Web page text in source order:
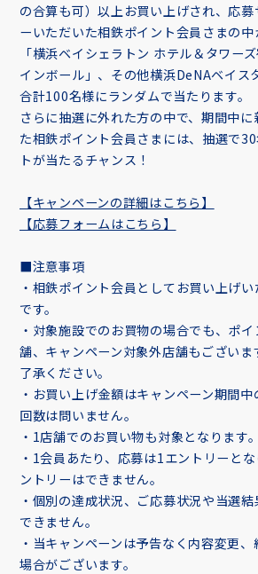
の合算も可）以上お買い上げされ、応募
ーいただいた相鉄ポイント会員さまの
「横浜ベイシェラトン ホテル＆タワー
インボール」、その他横浜DeNAベイス
合計100名様にランダムで当たります。
さらに抽選に外れた方の中で、期間中
た相鉄ポイント会員さまには、抽選で
トが当たるチャンス！
【キャンペーンの詳細はこちら】
【応募フォームはこちら】
■注意事項
・相鉄ポイント会員としてお買い上げ
です。
・対象施設でのお買物の場合でも、ポ
舗、キャンペーン対象外店舗もござい
了承ください。
・お買い上げ金額はキャンペーン期間
回数は問いません。
・1店舗でのお買い物も対象となります。
・1会員あたり、応募は1エントリーと
ントリーはできません。
・個別の達成状況、ご応募状況や当選
できません。
・当キャンペーンは予告なく内容変更、
場合がございます。